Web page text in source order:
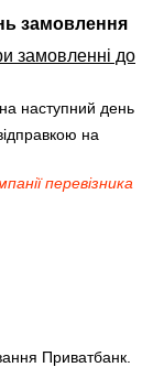
замовлення
замовленні до
наступний день
на
перевізника
Приватбанк.